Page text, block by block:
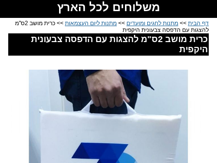
משלוחים לכל הארץ
דף הבית >> מתנות לחגים ומועדים >> מתנות ליום העצמאות
>> כרית מושב 2ס"מ
להצגות עם הדפסה צבעונית היקפית
כרית מושב 2ס"מ להצגות עם הדפסה צבעונית
היקפית